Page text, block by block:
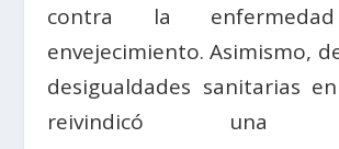
contra la
envejecimiento. Asimismo,
desigualdades sanitarias
reivindicó una